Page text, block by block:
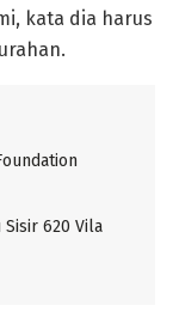
kata dia harus
Sisir 620 Vila